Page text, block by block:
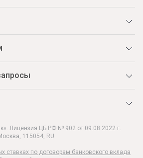
Лицензия ЦБ РФ № 902 от 09.08.2022 г.
, 115054, RU
ставках по договорам банковского вклада